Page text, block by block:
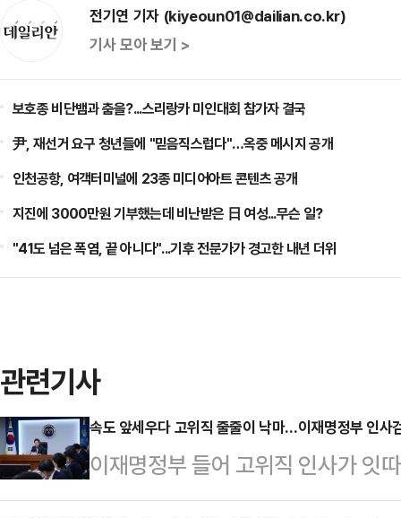
전기연 기자 (kiyeoun01@dailian.co.kr)
기사 모아 보기 >
보호종 비단뱀과 춤을?...스리랑카 미인대회 참가자 결국
尹, 재선거 요구 청년들에 "믿음직스럽다"…옥중 메시지 공개
인천공항, 여객터미널에 23종 미디어아트 콘텐츠 공개
지진에 3000만원 기부했는데 비난받은 日 여성...무슨 일?
"41도 넘은 폭염, 끝 아니다"...기후 전문가가 경고한 내년 더위
관련기사
속도 앞세우다 고위직 줄줄이 낙마…이재명정부 인사
이재명정부 들어 고위직 인사가 잇
전반에 대한 문제 제기가 이어지고